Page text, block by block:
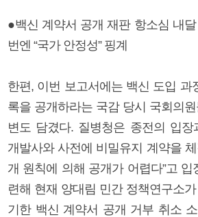
●백신 계약서 공개 재판 항소심 내
번엔 “국가 안정성” 핑계
한편, 이번 보고서에는 백신 도입 과
록을 공개하라는 국감 당시 국회의
변도 담겼다. 질병청은 종전의 입장
개발사와 사전에 비밀유지 계약을
개 원칙에 의해 공개가 어렵다”고
련해 현재 양대림 민간 정책연구소
기한 백신 계약서 공개 거부 취소